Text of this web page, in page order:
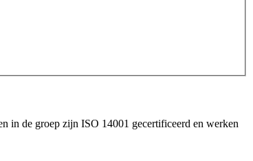
in de groep zijn ISO 14001 gecertificeerd en werken